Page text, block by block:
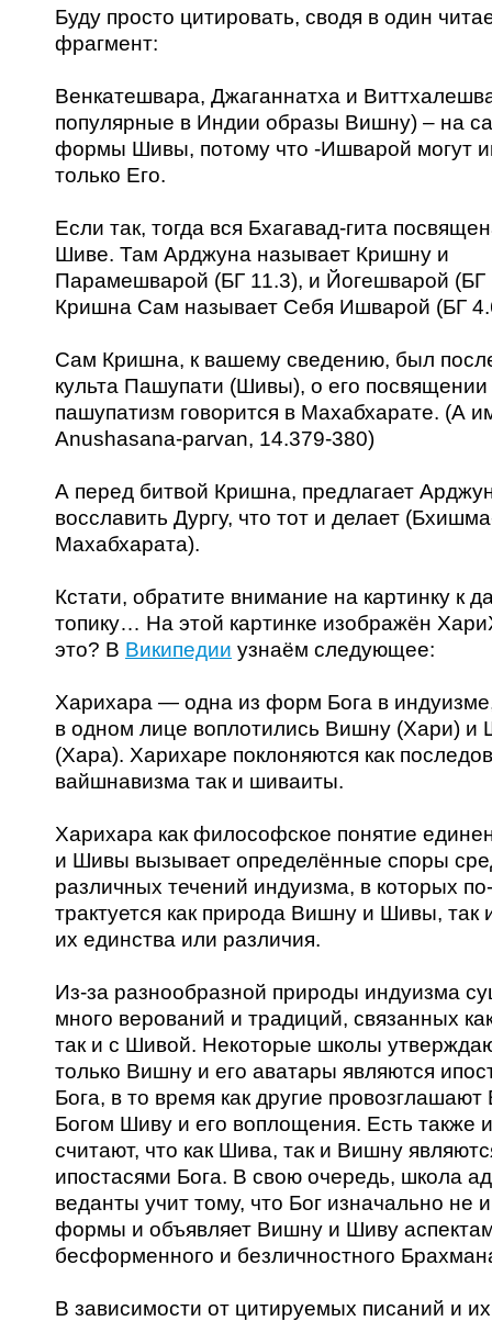
Буду просто цитировать, сводя в один
фрагмент:
Венкатешвара, Джаганнатха и
популярные в Индии образы Вишну) – на
формы Шивы, потому что -Ишварой могут
только Его.
Если так, тогда вся Бхагавад-гита
Шиве. Там Арджуна называет Кришну и
Парамешварой (БГ 11.3), и Йогешварой (БГ
Кришна Сам называет Себя Ишварой (БГ
Сам Кришна, к вашему сведению, был
культа Пашупати (Шивы), о его посвящении
пашупатизм говорится в Махабхарате. (А
Anushasana-parvan, 14.379-380)
А перед битвой Кришна, предлагает
восславить Дургу, что тот и делает
Махабхарата).
Кстати, обратите внимание на картинку к
топику… На этой картинке изображён
это? В Википедии узнаём следующее:
Харихара — одна из форм Бога в
в одном лице воплотились Вишну (Хари) и
(Хара). Харихаре поклоняются как
вайшнавизма так и шиваиты.
Харихара как философское понятие
и Шивы вызывает определённые споры
различных течений индуизма, в которых
трактуется как природа Вишну и Шивы, так
их единства или различия.
Из-за разнообразной природы индуизма
много верований и традиций, связанных
так и с Шивой. Некоторые школы
только Вишну и его аватары являются
Бога, в то время как другие
Богом Шиву и его воплощения. Есть также
считают, что как Шива, так и Вишну
ипостасями Бога. В свою очередь, школа
веданты учит тому, что Бог изначально не
формы и объявляет Вишну и Шиву
бесформенного и безличностного
В зависимости от цитируемых писаний и их